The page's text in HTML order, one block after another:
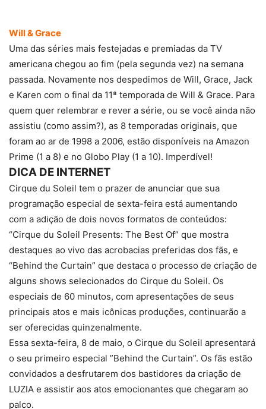
Will & Grace
Uma das séries mais festejadas e premiadas da TV
americana chegou ao fim (pela segunda vez) na semana
passada. Novamente nos despedimos de Will, Grace, Jack
e Karen com o final da 11ª temporada de Will & Grace. Para
quem quer relembrar e rever a série, ou se você ainda não
assistiu (como assim?), as 8 temporadas originais, que
foram ao ar de 1998 a 2006, estão disponíveis na Amazon
Prime (1 a 8) e no Globo Play (1 a 10). Imperdível!
DICA DE INTERNET
Cirque du Soleil tem o prazer de anunciar que sua
programação especial de sexta-feira está aumentando
com a adição de dois novos formatos de conteúdos:
“Cirque du Soleil Presents: The Best Of” que mostra
destaques ao vivo das acrobacias preferidas dos fãs, e
“Behind the Curtain” que destaca o processo de criação de
alguns shows selecionados do Cirque du Soleil. Os
especiais de 60 minutos, com apresentações de seus
principais atos e mais icônicas produções, continuarão a
ser oferecidas quinzenalmente.
Essa sexta-feira, 8 de maio, o Cirque du Soleil apresentará
o seu primeiro especial ”Behind the Curtain”. Os fãs estão
convidados a desfrutarem dos bastidores da criação de
LUZIA e assistir aos atos emocionantes que chegaram ao
palco.